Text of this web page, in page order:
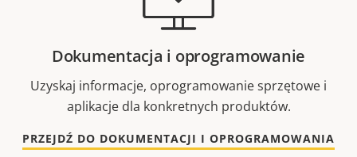
Dokumentacja i oprogramowanie
Uzyskaj informacje, oprogramowanie sprzętowe i
aplikacje dla konkretnych produktów.
PRZEJDŹ DO DOKUMENTACJI I OPROGRAMOWANIA